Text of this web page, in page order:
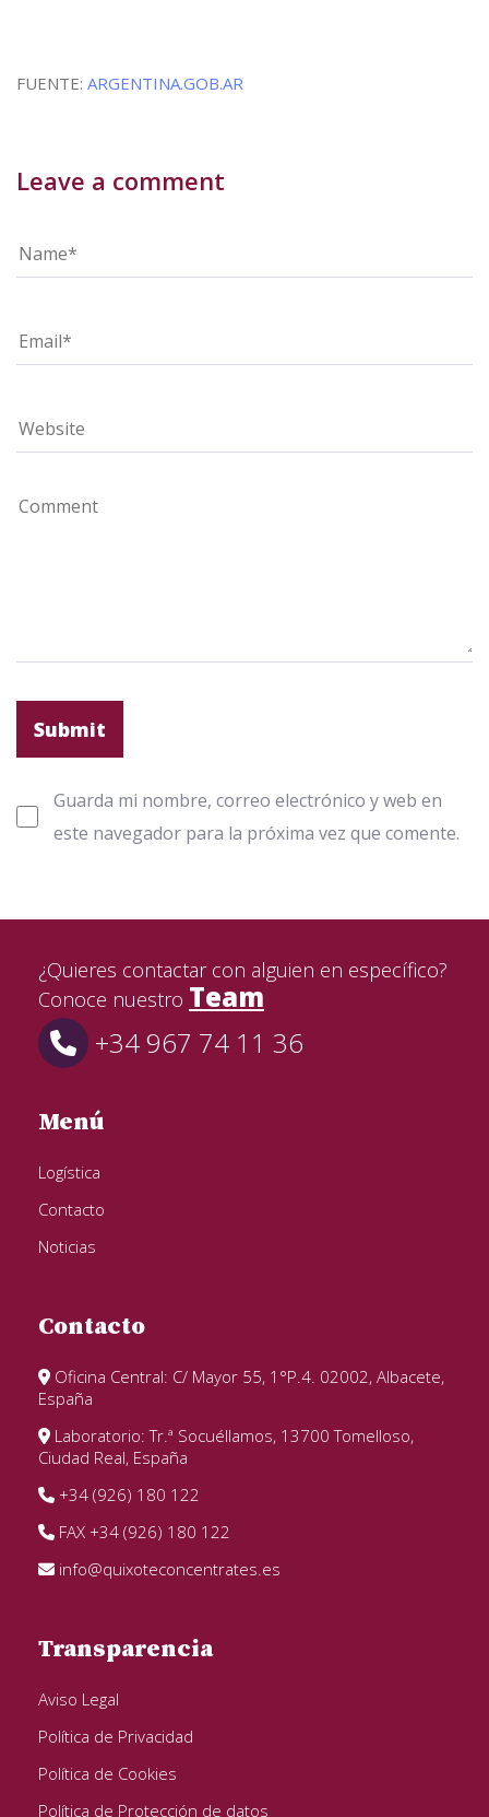
FUENTE: ARGENTINA.GOB.AR
Leave a comment
Guarda mi nombre, correo electrónico y web en
este navegador para la próxima vez que comente.
¿Quieres contactar con alguien en específico?
Conoce nuestro Team
+34 967 74 11 36
Menú
Logística
Contacto
Noticias
Contacto
Oficina Central: C/ Mayor 55, 1°P.4. 02002, Albacete,
España
Laboratorio: Tr.ª Socuéllamos, 13700 Tomelloso,
Ciudad Real, España
+34 (926) 180 122
FAX +34 (926) 180 122
info@quixoteconcentrates.es
Transparencia
Aviso Legal
Política de Privacidad
Política de Cookies
Política de Protección de datos